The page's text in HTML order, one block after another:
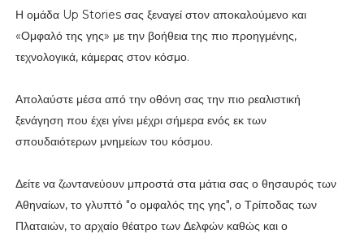
Η ομάδα Up Stories σας ξεναγεί στον αποκαλούμενο και
«Ομφαλό της γης» με την βοήθεια της πιο προηγμένης,
τεχνολογικά, κάμερας στον κόσμο.
Απολαύστε μέσα από την οθόνη σας την πιο ρεαλιστική
ξενάγηση που έχει γίνει μέχρι σήμερα ενός εκ των
σπουδαιότερων μνημείων του κόσμου.
Δείτε να ζωντανεύουν μπροστά στα μάτια σας ο θησαυρός των
Αθηναίων, το γλυπτό "ο ομφαλός της γης", ο Τρίποδας των
Πλαταιών, το αρχαίο θέατρο των Δελφών καθώς και ο